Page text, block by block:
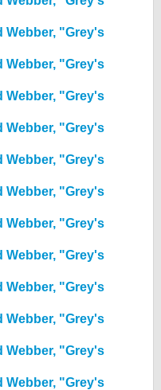
Webber, "Grey's
Webber, "Grey's
Webber, "Grey's
Webber, "Grey's
Webber, "Grey's
Webber, "Grey's
Webber, "Grey's
Webber, "Grey's
Webber, "Grey's
Webber, "Grey's
Webber, "Grey's
Webber, "Grey's